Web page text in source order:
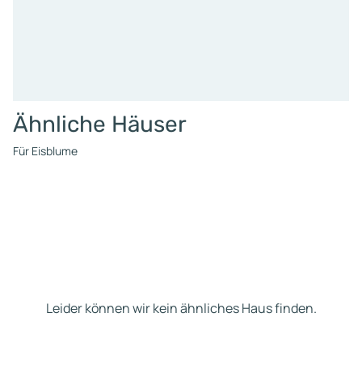
Ähnliche Häuser
Für Eisblume
Leider können wir kein ähnliches Haus finden.